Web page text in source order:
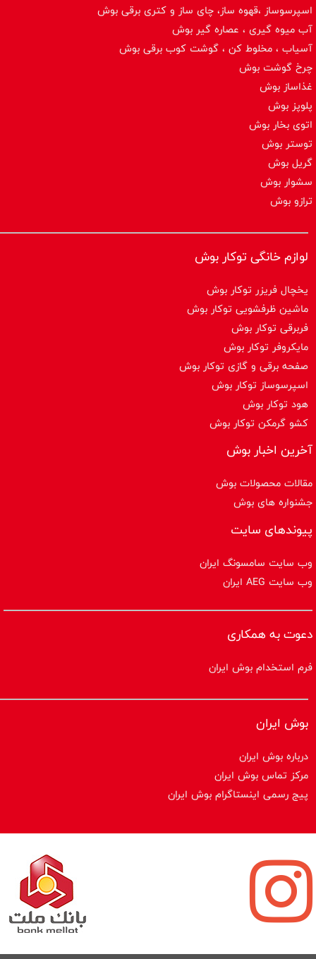
اسپرسوساز ،قهوه ساز، چای ساز و کتری برقی بوش
آب میوه گیری ، عصاره گیر بوش
آسیاب ، مخلوط کن ، گوشت کوب برقی بوش
چرخ گوشت بوش
غذاساز بوش
پلوپز بوش
اتوی بخار بوش
توستر بوش
گریل بوش
سشوار بوش
ترازو بوش
لوازم خانگی توکار بوش
یخچال فریزر توکار بوش
ماشین ظرفشویی توکار بوش
فربرقی توکار بوش
مایکروفر توکار بوش
صفحه برقی و گازی توکار بوش
اسپرسوساز توكار بوش
هود توکار بوش
کشو گرمکن توکار بوش
آخرین اخبار بوش
مقالات محصولات بوش
جشنواره های بوش
پیوندهای سایت
وب سایت سامسونگ ایران
وب سایت AEG ایران
دعوت به همکاری
فرم استخدام بوش ایران
بوش ایران
درباره بوش ایران
مرکز تماس بوش ایران
پیج رسمی اینستاگرام بوش ایران